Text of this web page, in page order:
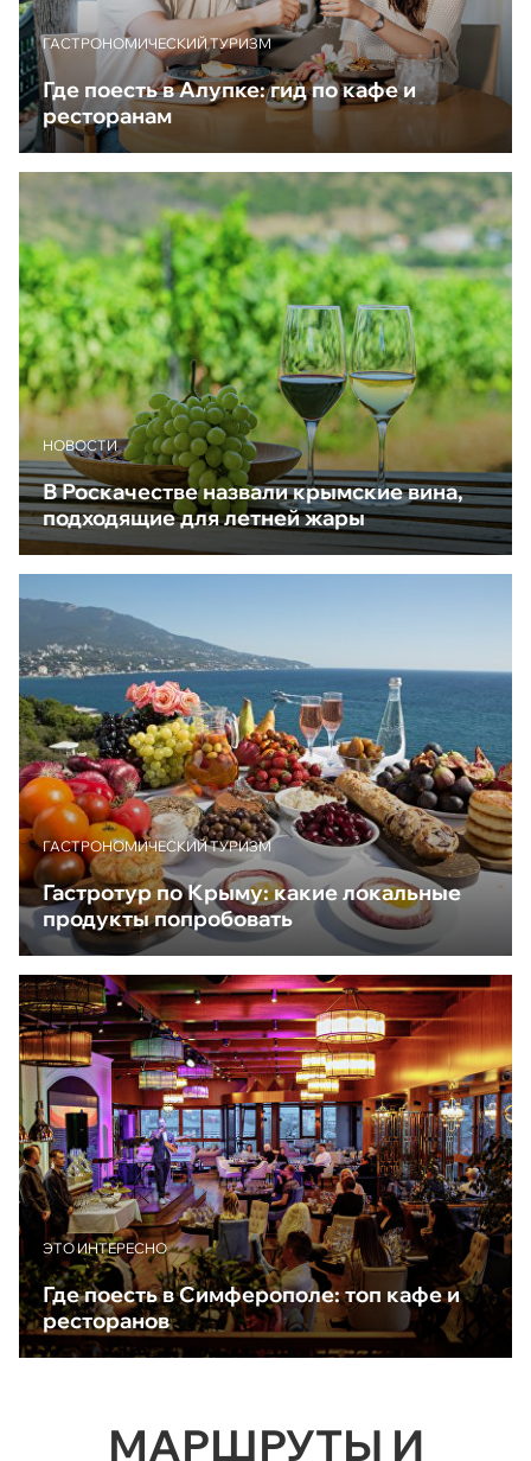
ГАСТРОНОМИЧЕСКИЙ ТУРИЗМ
Где поесть в Алупке: гид по кафе и
ресторанам
НОВОСТИ
В Роскачестве назвали крымские вина,
подходящие для летней жары
ГАСТРОНОМИЧЕСКИЙ ТУРИЗМ
Гастротур по Крыму: какие локальные
продукты попробовать
ЭТО ИНТЕРЕСНО
Где поесть в Симферополе: топ кафе и
ресторанов
МАРШРУТЫ И